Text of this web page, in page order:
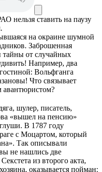
нельзя ставить на паузу
на окраине шумной
Заброшенная
тайны от случайных
Например, два
Вольфганга
Что связывает
авантюристом?
шулер, писатель,
«вышел на пенсию»
В 1787 году
с Моцартом, который
Так описывали
не нашлись две
из второго акта,
оказывается пойман: